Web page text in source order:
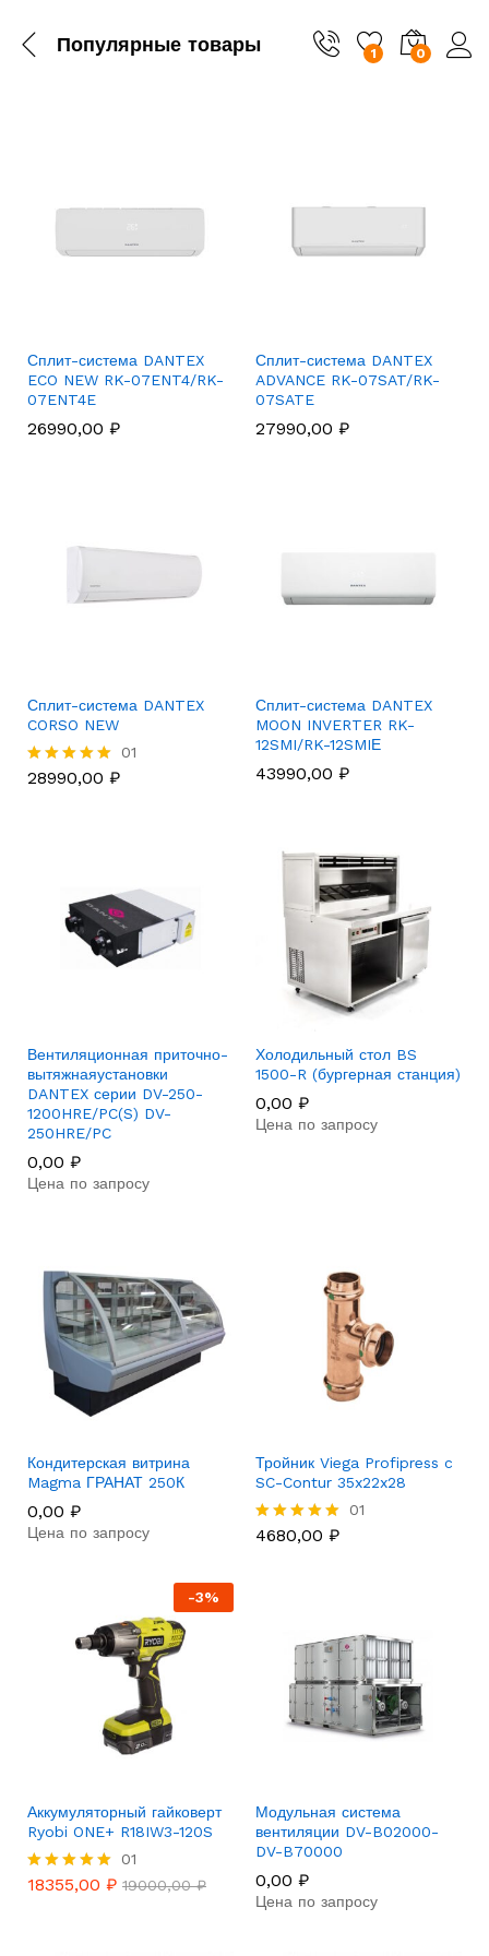
Популярные товары 1 0
Сплит-система DANTEX
ECO NEW RK-07ENT4/RK-
07ENT4E
26990,00 ₽
Сплит-система DANTEX
ADVANCE RK-07SAT/RK-
07SATE
27990,00 ₽
Сплит-система DANTEX
CORSO NEW
Rated
01
28990,00 ₽
Сплит-система DANTEX
MOON INVERTER RK-
12SMI/RK-12SMIЕ
43990,00 ₽
Вентиляционная приточно-
вытяжнаяустановки
DANTEX серии DV-250-
1200HRE/PC(S) DV-
250HRE/PC
0,00 ₽
Цена по запросу
Холодильный стол BS
1500-R (бургерная станция)
0,00 ₽
Цена по запросу
Кондитерская витрина
Magma ГРАНАТ 250К
0,00 ₽
Цена по запросу
Тройник Viega Profipress c
SC-Contur 35x22x28
Rated
01
4680,00 ₽
-3%
Аккумуляторный гайковерт
Ryobi ONE+ R18IW3-120S
Rated
01
18355,00 ₽ 19000,00₽
Модульная система
вентиляции DV-B02000-
DV-B70000
0,00 ₽
Цена по запросу